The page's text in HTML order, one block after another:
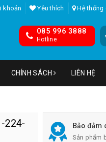
khoản Yêu thích Hệ thống
085 996 3888
Hotline
CHÍNH SÁCH LIÊN HỆ
224-
Bảo đảm
Sản phẩm